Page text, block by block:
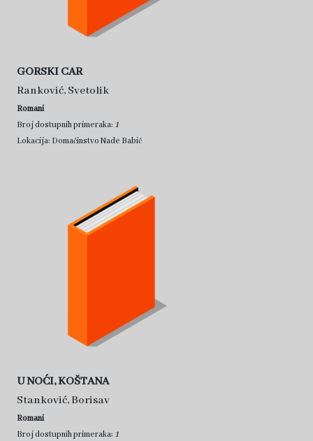
GORSKI CAR
Ranković, Svetolik
Romani
Broj dostupnih primeraka: 1
Lokacija: Domaćinstvo Nade Babić
U NOĆI, KOŠTANA
Stanković, Borisav
Romani
Broj dostupnih primeraka: 1